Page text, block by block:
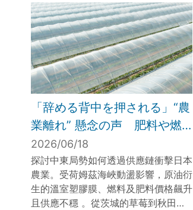
「辞める背中を押される」“農
業離れ” 懸念の声 肥料や燃
料の高騰と資材不足で食を支
える現場にも中東危機の影響
【報道特集】｜TBS NEWS
DIG
2026/06/18
探討中東局勢如何透過供應鏈衝擊日本
農業。受荷姆茲海峽動盪影響，原油衍
生的溫室塑膠膜、燃料及肥料價格飆升
且供應不穩 。從茨城的草莓到秋田的